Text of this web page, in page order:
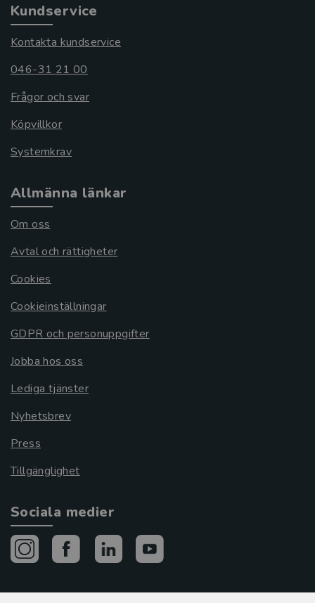
Kundservice
Kontakta kundservice
046-31 21 00
Frågor och svar
Köpvillkor
Systemkrav
Allmänna länkar
Om oss
Avtal och rättigheter
Cookies
Cookieinställningar
GDPR och personuppgifter
Jobba hos oss
Lediga tjänster
Nyhetsbrev
Press
Tillgänglighet
Sociala medier